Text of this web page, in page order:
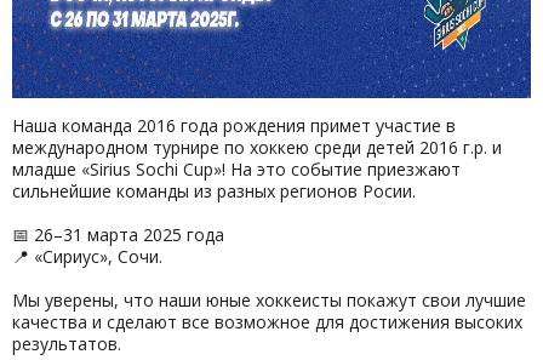
Наша команда 2016 года рождения примет участие в
международном турнире по хоккею среди детей 2016 г.р. и
младше «Sirius Sochi Cup»! На это событие приезжают
сильнейшие команды из разных регионов Росии.
📅 26–31 марта 2025 года
📍 «Сириус», Сочи.
Мы уверены, что наши юные хоккеисты покажут свои лучшие
качества и сделают все возможное для достижения высоких
результатов.